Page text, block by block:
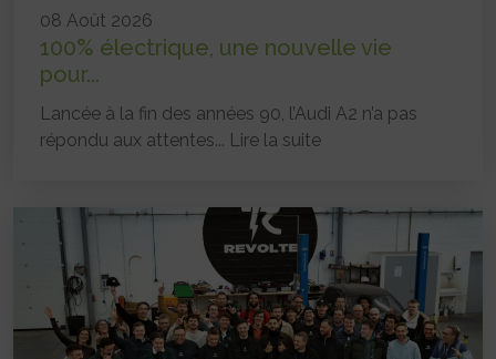
08 Août 2026
100% électrique, une nouvelle vie
pour...
Lancée à la fin des années 90, l’Audi A2 n’a pas
répondu aux attentes... Lire la suite